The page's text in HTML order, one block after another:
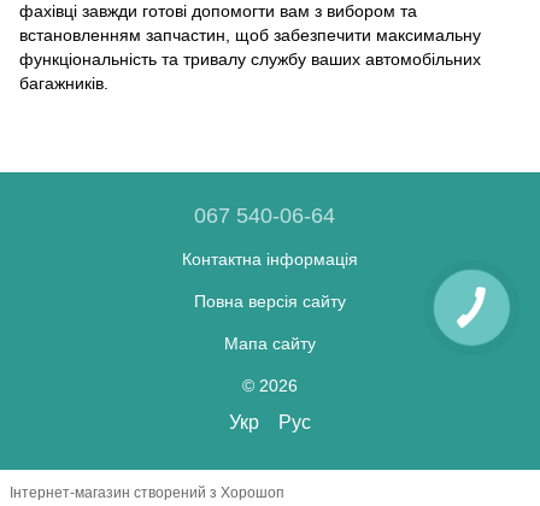
фахівці завжди готові допомогти вам з вибором та
встановленням запчастин, щоб забезпечити максимальну
функціональність та тривалу службу ваших автомобільних
багажників.
067 540-06-64
Контактна інформація
Повна версія сайту
Мапа сайту
© 2026
Укр Рус
Інтернет-магазин створений з Хорошоп